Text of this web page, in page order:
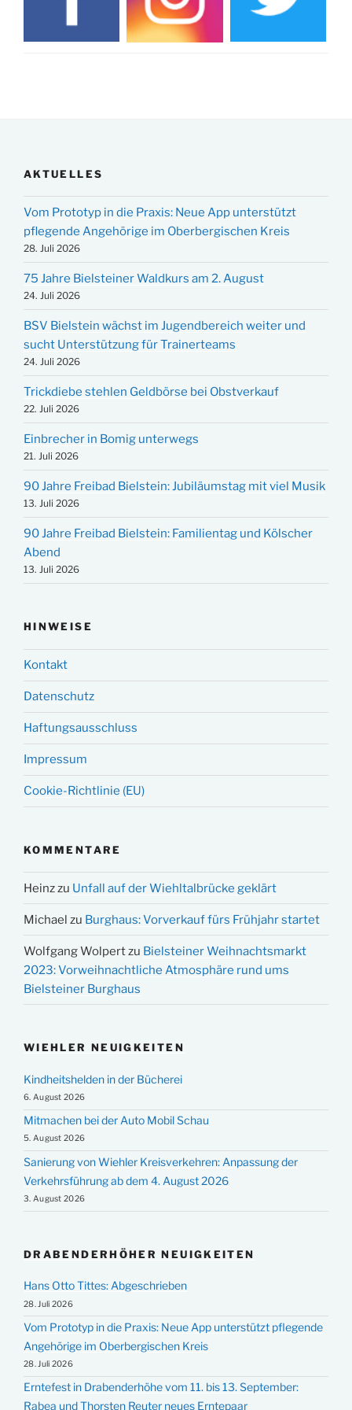
AKTUELLES
Vom Prototyp in die Praxis: Neue App unterstützt
pflegende Angehörige im Oberbergischen Kreis
28. Juli 2026
75 Jahre Bielsteiner Waldkurs am 2. August
24. Juli 2026
BSV Bielstein wächst im Jugendbereich weiter und
sucht Unterstützung für Trainerteams
24. Juli 2026
Trickdiebe stehlen Geldbörse bei Obstverkauf
22. Juli 2026
Einbrecher in Bomig unterwegs
21. Juli 2026
90 Jahre Freibad Bielstein: Jubiläumstag mit viel Musik
13. Juli 2026
90 Jahre Freibad Bielstein: Familientag und Kölscher
Abend
13. Juli 2026
HINWEISE
Kontakt
Datenschutz
Haftungsausschluss
Impressum
Cookie-Richtlinie (EU)
KOMMENTARE
Heinzzu Unfall auf der Wiehltalbrücke geklärt
Michael zu Burghaus: Vorverkauf fürs Frühjahr startet
Wolfgang Wolpertzu Bielsteiner Weihnachtsmarkt
2023: Vorweihnachtliche Atmosphäre rund ums
Bielsteiner Burghaus
WIEHLER NEUIGKEITEN
Kindheitshelden in der Bücherei
6. August 2026
Mitmachen bei der Auto Mobil Schau
5. August 2026
Sanierung von Wiehler Kreisverkehren: Anpassung der
Verkehrsführung ab dem 4. August 2026
3. August 2026
DRABENDERHÖHER NEUIGKEITEN
Hans Otto Tittes: Abgeschrieben
28. Juli 2026
Vom Prototyp in die Praxis: Neue App unterstützt pflegende
Angehörige im Oberbergischen Kreis
28. Juli 2026
Erntefest in Drabenderhöhe vom 11. bis 13. September:
Rabea und Thorsten Reuter neues Erntepaar